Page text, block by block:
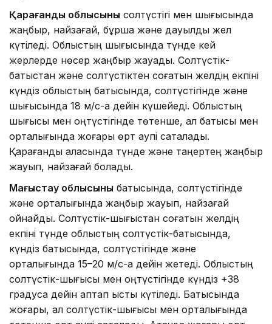
Қарағанды облысының солтүстігі мен шығысында
жаңбыр, найзағай, бұршақ және дауылды жел
күтіледі. Облыстың шығысында түнде кей
жерлерде нөсер жаңбыр жауады. Солтүстік-
батыстан және солтүстіктен соғатын желдің екпіні
күндіз облыстың батысында, солтүстігінде және
шығысында 18 м/с-қа дейін күшейеді. Облыстың
шығысы мен оңтүстігінде төтенше, ал батысы мен
орталығында жоғары өрт қаупі сақталады.
Қарағанды қаласында түнде және таңертең жаңбыр
жауып, найзағай болады.
Маңғыстау облысының батысында, солтүстігінде
және орталығында жаңбыр жауып, найзағай
ойнайды. Солтүстік-шығыстан соғатын желдің
екпіні түнде облыстың солтүстік-батысында,
күндіз батысында, солтүстігінде және
орталығында 15–20 м/с-қа дейін жетеді. Облыстың
солтүстік-шығысы мен оңтүстігінде күндіз +38
градусқа дейін аптап ыстық күтіледі. Батысында
жоғары, ал солтүстік-шығысы мен орталығында